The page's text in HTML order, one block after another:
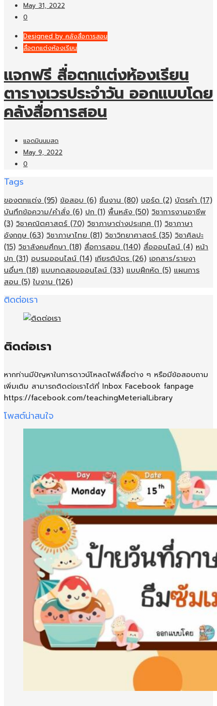
May 31, 2022
0
Designed by คลังสื่อการสอน
สื่อตกแต่งห้องเรียน
แจกฟรี สื่อตกแต่งห้องเรียน
ตารางเวรประจำวัน ออกแบบโดย
คลังสื่อการสอน
แอดมินนมสด
May 9, 2022
0
Tags
ของตกแต่ง (95) ข้อสอบ (6) ชิ้นงาน (80) บอร์ด (2) บัตรคำ (17)
บันทึกข้อความ/คำสั่ง (6) ปก (1) พื้นหลัง (50) วิชาการงานอาชีพ
(3) วิชาคณิตศาสตร์ (70) วิชาภาษาต่างประเทศ (1) วิชาภาษา
อังกฤษ (63) วิชาภาษาไทย (81) วิชาวิทยาศาสตร์ (35) วิชาศิลปะ
(15) วิชาสังคมศึกษา (18) สื่อการสอน (140) สื่อออนไลน์ (4) หน้า
ปก (31) อบรมออนไลน์ (14) เกียรติบัตร (26) เอกสาร/รายงา
นอื่นๆ (18) แบบทดสอบออนไลน์ (33) แบบฝึกหัด (5) แผนการ
สอน (5) ใบงาน (126)
ติดต่อเรา
ติดต่อเรา
หากท่านมีปัญหาในการดาวน์โหลดไฟล์สื่อต่าง ๆ หรือมีข้อสอบถาม
เพิ่มเติม สามารถติดต่อเราได้ที่ Inbox Facebook fanpage
https://facebook.com/teachingMeterialLibrary
โพสต์น่าสนใจ